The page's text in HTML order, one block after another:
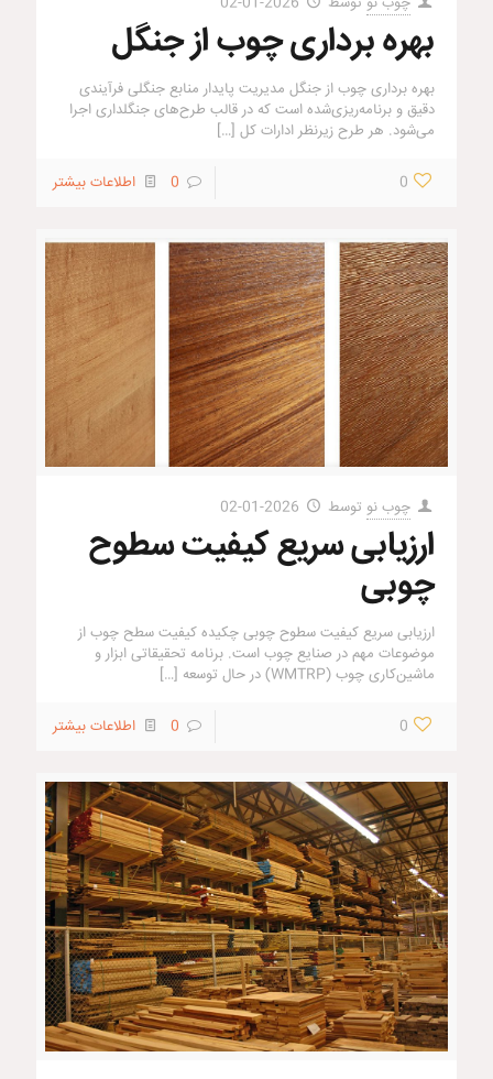
بهره برداری چوب از جنگل
بهره برداری چوب از جنگل مدیریت پایدار منابع جنگلی فرآیندی
دقیق و برنامه‌ریزی‌شده است که در قالب طرح‌های جنگلداری اجرا
می‌شود. هر طرح زیرنظر ادارات کل […]
0
0 اطلاعات بیشتر
چوب نو توسط 2026-01-02
ارزیابی سریع کیفیت سطوح
چوبی
ارزیابی سریع کیفیت سطوح چوبی چکیده کیفیت سطح چوب از
موضوعات مهم در صنایع چوب است. برنامه تحقیقاتی ابزار و
ماشین‌کاری چوب (WMTRP) در حال توسعه
[…]
0
0 اطلاعات بیشتر